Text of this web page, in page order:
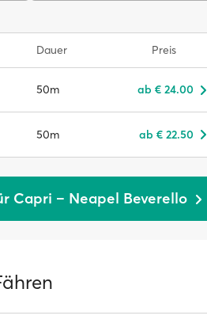
Dauer Preis
50m ab € 24.00
50m ab € 22.50
Capri – Neapel Beverello